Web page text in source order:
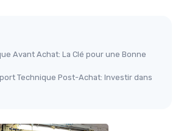
Avant Achat: La Clé pour une Bonne
Technique Post-Achat: Investir dans